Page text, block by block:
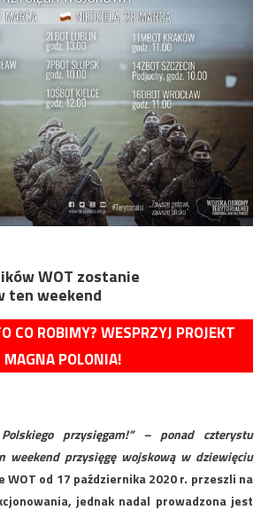
WOT zostanie
ten weekend
CO ROBIMY? WESPRZYJ PROJEKT
MAGNA POLONIA!
przysięgam!” – ponad czterystu
weekend przysięgę wojskową w dziewięciu
WOT od 17 października 2020 r. przeszli na
jednak nadal prowadzona jest